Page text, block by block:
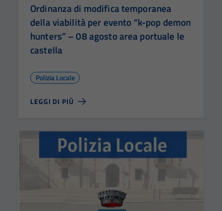
Ordinanza di modifica temporanea
della viabilità per evento “k-pop demon
hunters” – 08 agosto area portuale le
castella
Polizia Locale
LEGGI DI PIÙ